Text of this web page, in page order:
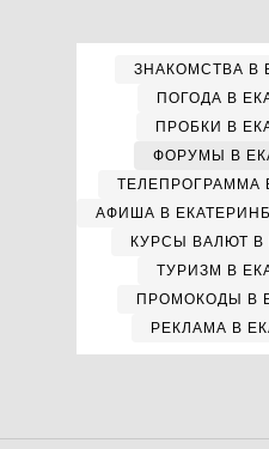
ЗНАКОМСТВА В
ПОГОДА В
ПРОБКИ В
ФОРУМЫ В
ТЕЛЕПРОГРАММА
АФИША В
КУРСЫ ВАЛЮТ В
ТУРИЗМ В
ПРОМОКОДЫ В
РЕКЛАМА В